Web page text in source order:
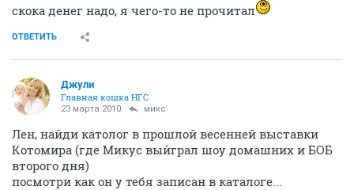
скока денег надо, я чего-то не прочитал
ОТВЕТИТЬ
Джули
Главная кошка НГС
23 марта 2010 микс
Лен, найди католог в прошлой весенней выставки
Котомира (где Микус выйграл шоу домашних и БОБ
второго дня)
посмотри как он у тебя записан в каталоге...